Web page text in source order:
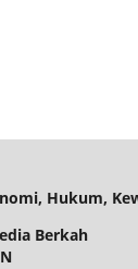
Hukum,
Berkah